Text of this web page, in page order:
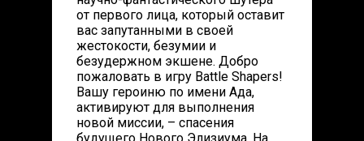
от первого лица, который оставит
вас запутанными в своей
жестокости, безумии и
безудержном экшене. Добро
пожаловать в игру Battle Shapers!
Вашу героиню по имени Ада,
активируют для выполнения
новой миссии, – спасения